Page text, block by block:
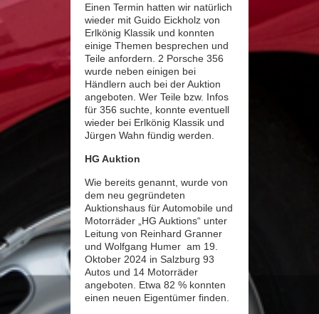
Einen Termin hatten wir natürlich
wieder mit Guido Eickholz von
Erlkönig Klassik und konnten
einige Themen besprechen und
Teile anfordern. 2 Porsche 356
wurde neben einigen bei
Händlern auch bei der Auktion
angeboten. Wer Teile bzw. Infos
für 356 suchte, konnte eventuell
wieder bei Erlkönig Klassik und
Jürgen Wahn fündig werden.
HG Auktion
Wie bereits genannt, wurde von
dem neu gegründeten
Auktionshaus für Automobile und
Motorräder „HG Auktions“ unter
Leitung von Reinhard Granner
und Wolfgang Humer am 19.
Oktober 2024 in Salzburg 93
Autos und 14 Motorräder
angeboten. Etwa 82 % konnten
einen neuen Eigentümer finden.